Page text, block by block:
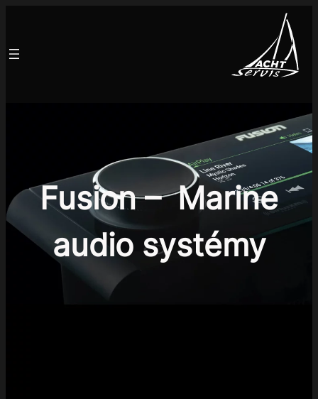
Fusion – Marine
audio systémy